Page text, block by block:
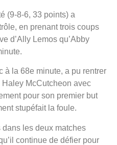
(9-8-6, 33 points) a
en prenant trois coups
d’Ally Lemos qu’Abby
à la 68e minute, a pu rentrer
McCutcheon avec
pour son premier but
stupéfait la foule.
les deux matches
continue de défier pour